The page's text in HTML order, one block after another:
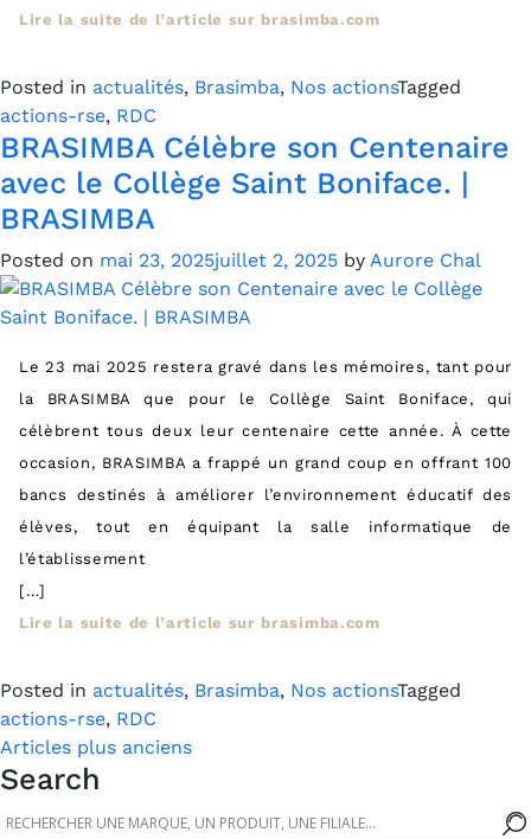
Lire la suite de l’article sur brasimba.com
Posted in actualités, Brasimba, Nos actionsTagged
actions-rse, RDC
BRASIMBA Célèbre son Centenaire
avec le Collège Saint Boniface. |
BRASIMBA
Posted on mai 23, 2025juillet 2, 2025 by Aurore Chal
Le 23 mai 2025 restera gravé dans les mémoires, tant pour
la BRASIMBA que pour le Collège Saint Boniface, qui
célèbrent tous deux leur centenaire cette année. À cette
occasion, BRASIMBA a frappé un grand coup en offrant 100
bancs destinés à améliorer l’environnement éducatif des
élèves, tout en équipant la salle informatique de
l’établissement
[…]
Lire la suite de l’article sur brasimba.com
Posted in actualités, Brasimba, Nos actionsTagged
actions-rse, RDC
Navigation
des
articles
Articles plus anciens
Search